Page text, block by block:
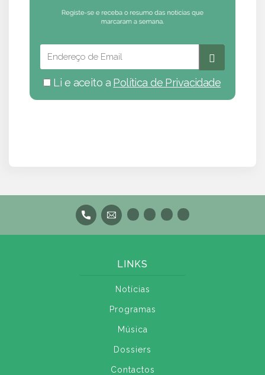
Li e aceito a Política de Privacidade
LINKS
Notícias
Programas
Música
Dossiers
Contactos